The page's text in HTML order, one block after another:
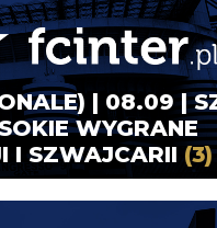
| 08.09 |
WYGRANE
I SZWAJCARII (3)